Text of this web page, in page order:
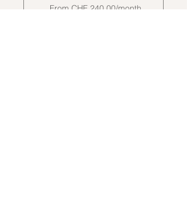
From CHF 240.00/month